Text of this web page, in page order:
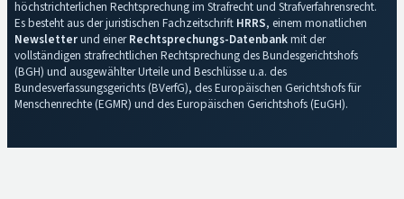
höchstrichterlichen Rechtsprechung im Strafrecht und Strafverfahrensrecht.
Es besteht aus der juristischen Fachzeitschrift HRRS, einem monatlichen
Newsletterund einerRechtsprechungs-Datenbankmit der
vollständigen strafrechtlichen Rechtsprechung des Bundesgerichtshofs
(BGH) und ausgewählter Urteile und Beschlüsse u.a. des
Bundesverfassungsgerichts (BVerfG), des Europäischen Gerichtshofs für
Menschenrechte (EGMR) und des Europäischen Gerichtshofs (EuGH).